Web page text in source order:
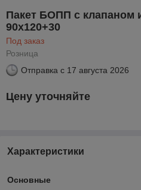
Пакет БОПП с клапаном
90х120+30
Под заказ
Розница
Отправка с 17 августа 2026
Цену уточняйте
Характеристики
Основные